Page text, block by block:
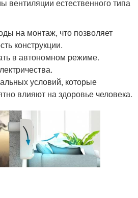
вентиляции естественного типа
на монтаж, что позволяет
конструкции.
в автономном режиме.
условий, которые
влияют на здоровье человека.